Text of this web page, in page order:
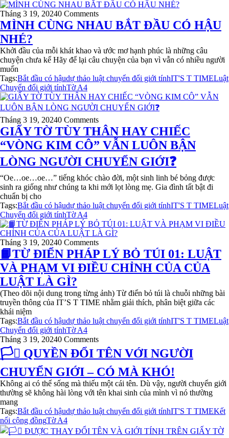
Tháng 3 19, 20240 Comments
MÌNH CÙNG NHAU BẮT ĐẦU CÓ HẬU
NHÉ?
Khởi đầu của mỗi khát khao và ước mơ hạnh phúc là những câu
chuyện chưa kể Hãy để lại câu chuyện của bạn vì vẫn có nhiều người
muốn
Tags:Bắt đầu có hậudự thảo luật chuyển đổi giới tínhIT'S T TIMELuật
Chuyển đổi giới tínhTờ A4
Tháng 3 19, 20240 Comments
GIẤY TỜ TÙY THÂN HAY CHIẾC
“VÒNG KIM CÔ” VẪN LUÔN BẬN
LÒNG NGƯỜI CHUYỂN GIỚI❓
“Oe…oe…oe…” tiếng khóc chào đời, một sinh linh bé bỏng được
sinh ra giống như chúng ta khi mới lọt lòng mẹ. Gia đình tất bật đi
chuẩn bị cho
Tags:Bắt đầu có hậudự thảo luật chuyển đổi giới tínhIT'S T TIMELuật
Chuyển đổi giới tínhTờ A4
Tháng 3 19, 20240 Comments
📙TỪ ĐIỂN PHÁP LÝ BỎ TÚI 01: LUẬT
VÀ PHẠM VI ĐIỀU CHỈNH CỦA CỦA
LUẬT LÀ GÌ?
(Theo dõi nội dung trong từng ảnh) Từ điển bỏ túi là chuỗi những bài
truyền thông của IT’S T TIME nhằm giải thích, phân biệt giữa các
khái niệm
Tags:Bắt đầu có hậudự thảo luật chuyển đổi giới tínhIT'S T TIMELuật
Chuyển đổi giới tínhTờ A4
Tháng 3 19, 20240 Comments
🏳️‍⚧️ QUYỀN ĐỔI TÊN VỚI NGƯỜI
CHUYỂN GIỚI – CÓ MÀ KHÓ!
Không ai có thể sống mà thiếu một cái tên. Dù vậy, người chuyển giới
thường sẽ không hài lòng với tên khai sinh của mình vì nó thường
mang
Tags:Bắt đầu có hậudự thảo luật chuyển đổi giới tínhIT'S T TIMEKết
nối cộng đồngTờ A4